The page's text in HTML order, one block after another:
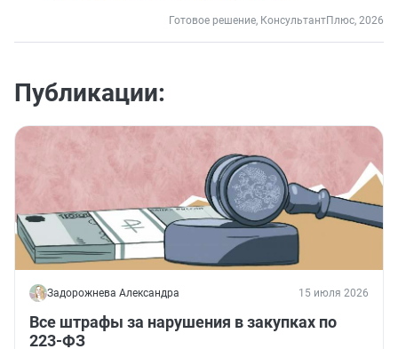
Готовое решение, КонсультантПлюс, 2026
Публикации:
Задорожнева Александра 15 июля 2026
Все штрафы за нарушения в закупках по
223-ФЗ